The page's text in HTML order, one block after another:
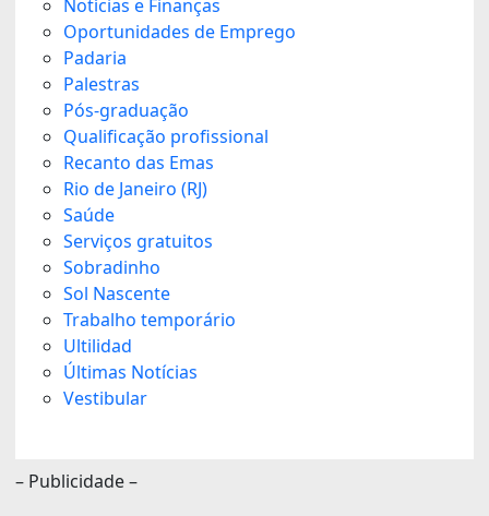
Notícias e Finanças
Oportunidades de Emprego
Padaria
Palestras
Pós-graduação
Qualificação profissional
Recanto das Emas
Rio de Janeiro (RJ)
Saúde
Serviços gratuitos
Sobradinho
Sol Nascente
Trabalho temporário
Ultilidad
Últimas Notícias
Vestibular
– Publicidade –